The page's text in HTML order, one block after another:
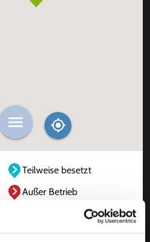
Teilweise besetzt
Außer Betrieb